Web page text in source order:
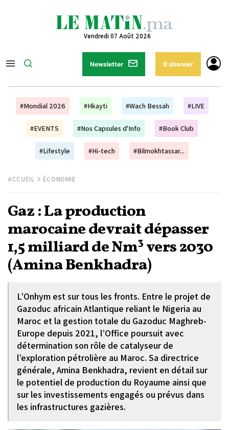
Vendredi 07 Août 2026
Newsletter S'abonner
#Mondial 2026 #Hkayti #Wach Bessah #LIVE
#EVENTS #Nos Capsules d'Info #Book Club
#Lifestyle #Hi-tech #Bilmokhtassar...
ACCUEIL ÉCONOMIE
Gaz : La production
marocaine devrait dépasser
1,5 milliard de Nm³ vers 2030
(Amina Benkhadra)
L’Onhym est sur tous les fronts. Entre le projet de
Gazoduc africain Atlantique reliant le Nigeria au
Maroc et la gestion totale du Gazoduc Maghreb-
Europe depuis 2021, l’Office poursuit avec
détermination son rôle de catalyseur de
l’exploration pétrolière au Maroc. Sa directrice
générale, Amina Benkhadra, revient en détail sur
le potentiel de production du Royaume ainsi que
sur les investissements engagés ou prévus dans
les infrastructures gazières.